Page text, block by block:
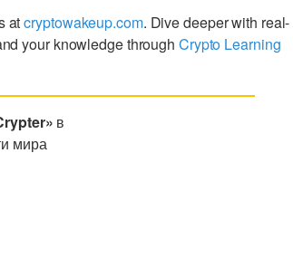
atcryptowakeup.com. Dive deeper with real-
your knowledge through Crypto Learning
в
мира